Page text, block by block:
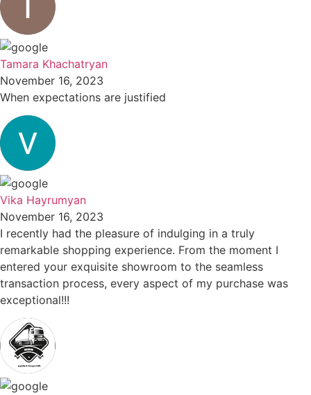
Tamara Khachatryan
November 16, 2023
When expectations are justified
Vika Hayrumyan
November 16, 2023
I recently had the pleasure of indulging in a truly
remarkable shopping experience. From the moment I
entered your exquisite showroom to the seamless
transaction process, every aspect of my purchase was
exceptional!!!